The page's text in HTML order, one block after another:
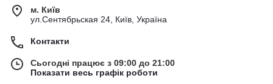
м. Київ
ул.Сентябрьская 24, Київ, Україна
Контакти
Сьогодні працює з 09:00 до 21:00
Показати весь графік роботи